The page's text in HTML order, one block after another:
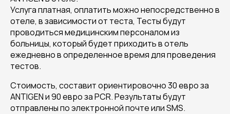
Услуга платная, оплатить можно непосредственно в
отеле, в зависимости от теста, Тесты будут
проводиться медицинским персоналом из
больницы, который будет приходить в отель
ежедневно в определенное время для проведения
тестов.
Стоимость, составит ориентировочно 30 евро за
ANTIGEN и 90 евро за PCR. Результаты будут
отправлены по электронной почте или SMS.